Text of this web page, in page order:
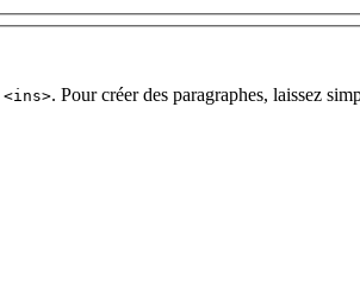
<ins>. Pour créer des paragraphes, laissez